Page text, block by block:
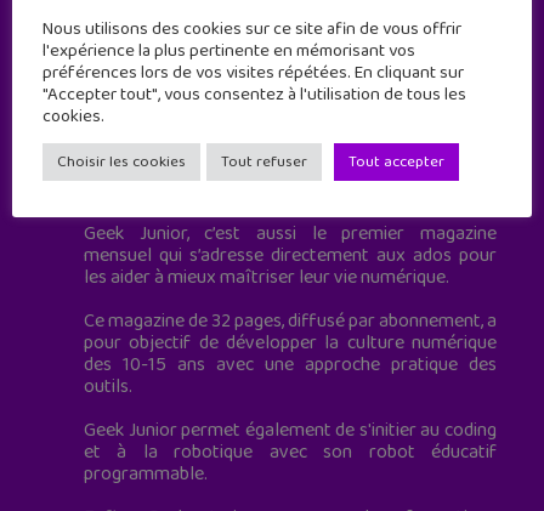
Geek Junior est le premier site de culture numérique
à destination des adolescents.
Geek Junior, c’est aussi le premier magazine
mensuel qui s’adresse directement aux ados pour
les aider à mieux maîtriser leur vie numérique.
Ce magazine de 32 pages, diffusé par abonnement, a
pour objectif de développer la culture numérique
des 10-15 ans avec une approche pratique des
outils.
Geek Junior permet également de s'initier au coding
et à la robotique avec son robot éducatif
programmable.
Nous utilisons des cookies sur ce site afin de vous offrir
l'expérience la plus pertinente en mémorisant vos
préférences lors de vos visites répétées. En cliquant sur
"Accepter tout", vous consentez à l'utilisation de tous les
cookies.
Choisir les cookies Tout refuser Tout accepter